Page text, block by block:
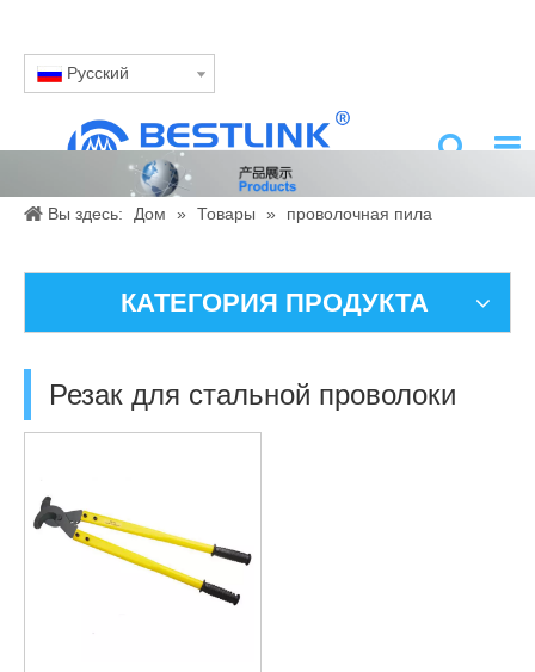
Pусский
Вы здесь: Дом » Товары »
проволочная пила
КАТЕГОРИЯ ПРОДУКТА
Резак для стальной проволоки